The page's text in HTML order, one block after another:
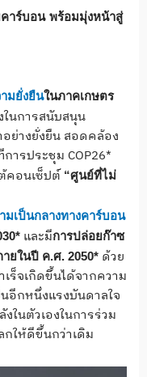
าร์บอน พร้อมมุ่งหน้าสู่
มยั่งยืนในภาคเกษตร
ในการสนับสนุน
ย่างยั่งยืน สอดคล้อง
ารประชุม COP26*
คอนเซ็ปต์ “ศูนย์ที่ไม่
มเป็นกลางทางคาร์บอน
* และมีการปล่อยก๊าซ
ายในปี ค.ศ. 2050* ด้วย
ร็จเกิดขึ้นได้จากความ
อีกหนึ่งแรงบันดาลใจ
ในตัวเองในการร่วม
กให้ดีขึ้นกว่าเดิม